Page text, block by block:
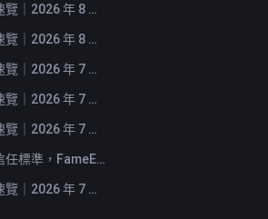
FameEX 今日新聞速覽｜2026 年 8 月 4 日
FameEX 今日新聞速覽｜2026 年 8 月 3 日
FameEX 今日新聞速覽｜2026 年 7 月 31 日
FameEX 今日新聞速覽｜2026 年 7 月 30 日
FameEX 今日新聞速覽｜2026 年 7 月 29 日
市場重塑交易平台信任標準，FameEX 以八年穩健營運持續服務全球用戶
FameEX 今日新聞速覽｜2026 年 7 月 28 日